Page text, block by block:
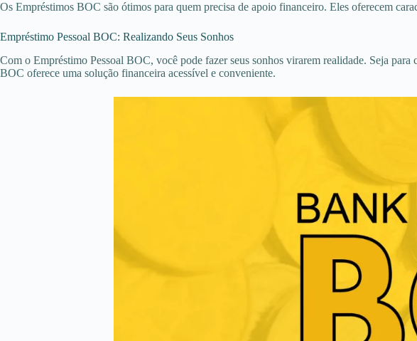
Os Empréstimos BOC são ótimos para quem precisa de apoio financeiro. Eles oferecem
Empréstimo Pessoal BOC: Realizando Seus Sonhos
Com o Empréstimo Pessoal BOC, você pode fazer seus sonhos virarem realidade. Seja
BOC oferece uma solução financeira acessível e conveniente.